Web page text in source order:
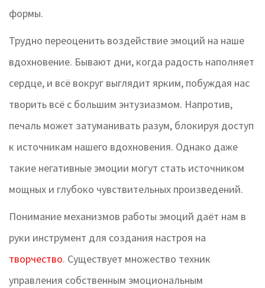
формы.
Трудно переоценить воздействие эмоций на наше
вдохновение. Бывают дни, когда радость наполняет
сердце, и всё вокруг выглядит ярким, побуждая нас
творить всё с большим энтузиазмом. Напротив,
печаль может затуманивать разум, блокируя доступ
к источникам нашего вдохновения. Однако даже
такие негативные эмоции могут стать источником
мощных и глубоко чувствительных произведений.
Понимание механизмов работы эмоций даёт нам в
руки инструмент для создания настроя на
творчество. Существует множество техник
управления собственным эмоциональным